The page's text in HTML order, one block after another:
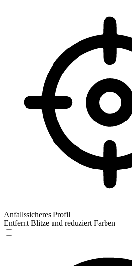
Anfallssicheres Profil
Entfernt Blitze und reduziert Farben